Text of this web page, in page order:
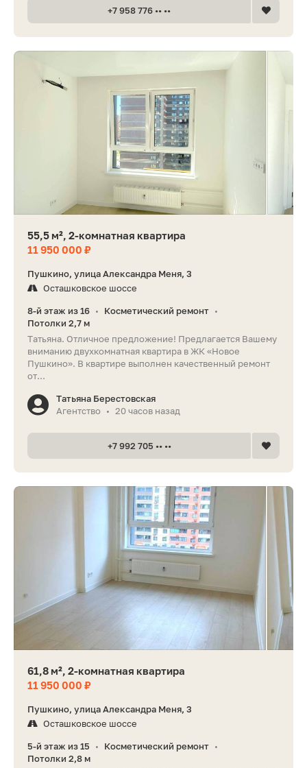
+7 958 776 •• ••
55,5 м², 2-комнатная квартира
11 950 000 ₽
Пушкино, улица Александра Меня, 3
Осташковское шоссе
8-й этаж из 16 • Косметический ремонт •
Потолки 2,7 м
Татьяна. Отличное предложение! Предлагается Вашему
вниманию двухкомнатная квартира в ЖК «Новое
Пушкино». В квартире выполнен качественный ремонт
от...
Татьяна Берестовская
Агентство
• 20 часов назад
+7 992 705 •• ••
61,8 м², 2-комнатная квартира
11 950 000 ₽
Пушкино, улица Александра Меня, 3
Осташковское шоссе
5-й этаж из 15 • Косметический ремонт •
Потолки 2,8 м